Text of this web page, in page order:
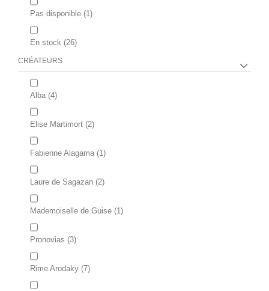
Pas disponible (1)
En stock (26)
CRÉATEURS
Alba (4)
Elise Martimort (2)
Fabienne Alagama (1)
Laure de Sagazan (2)
Mademoiselle de Guise (1)
Pronovias (3)
Rime Arodaky (7)